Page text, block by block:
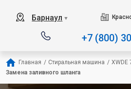
Барнаул ▼
+7 (800)
Главная / Стиральная машина / XWDE
Замена заливного шланга